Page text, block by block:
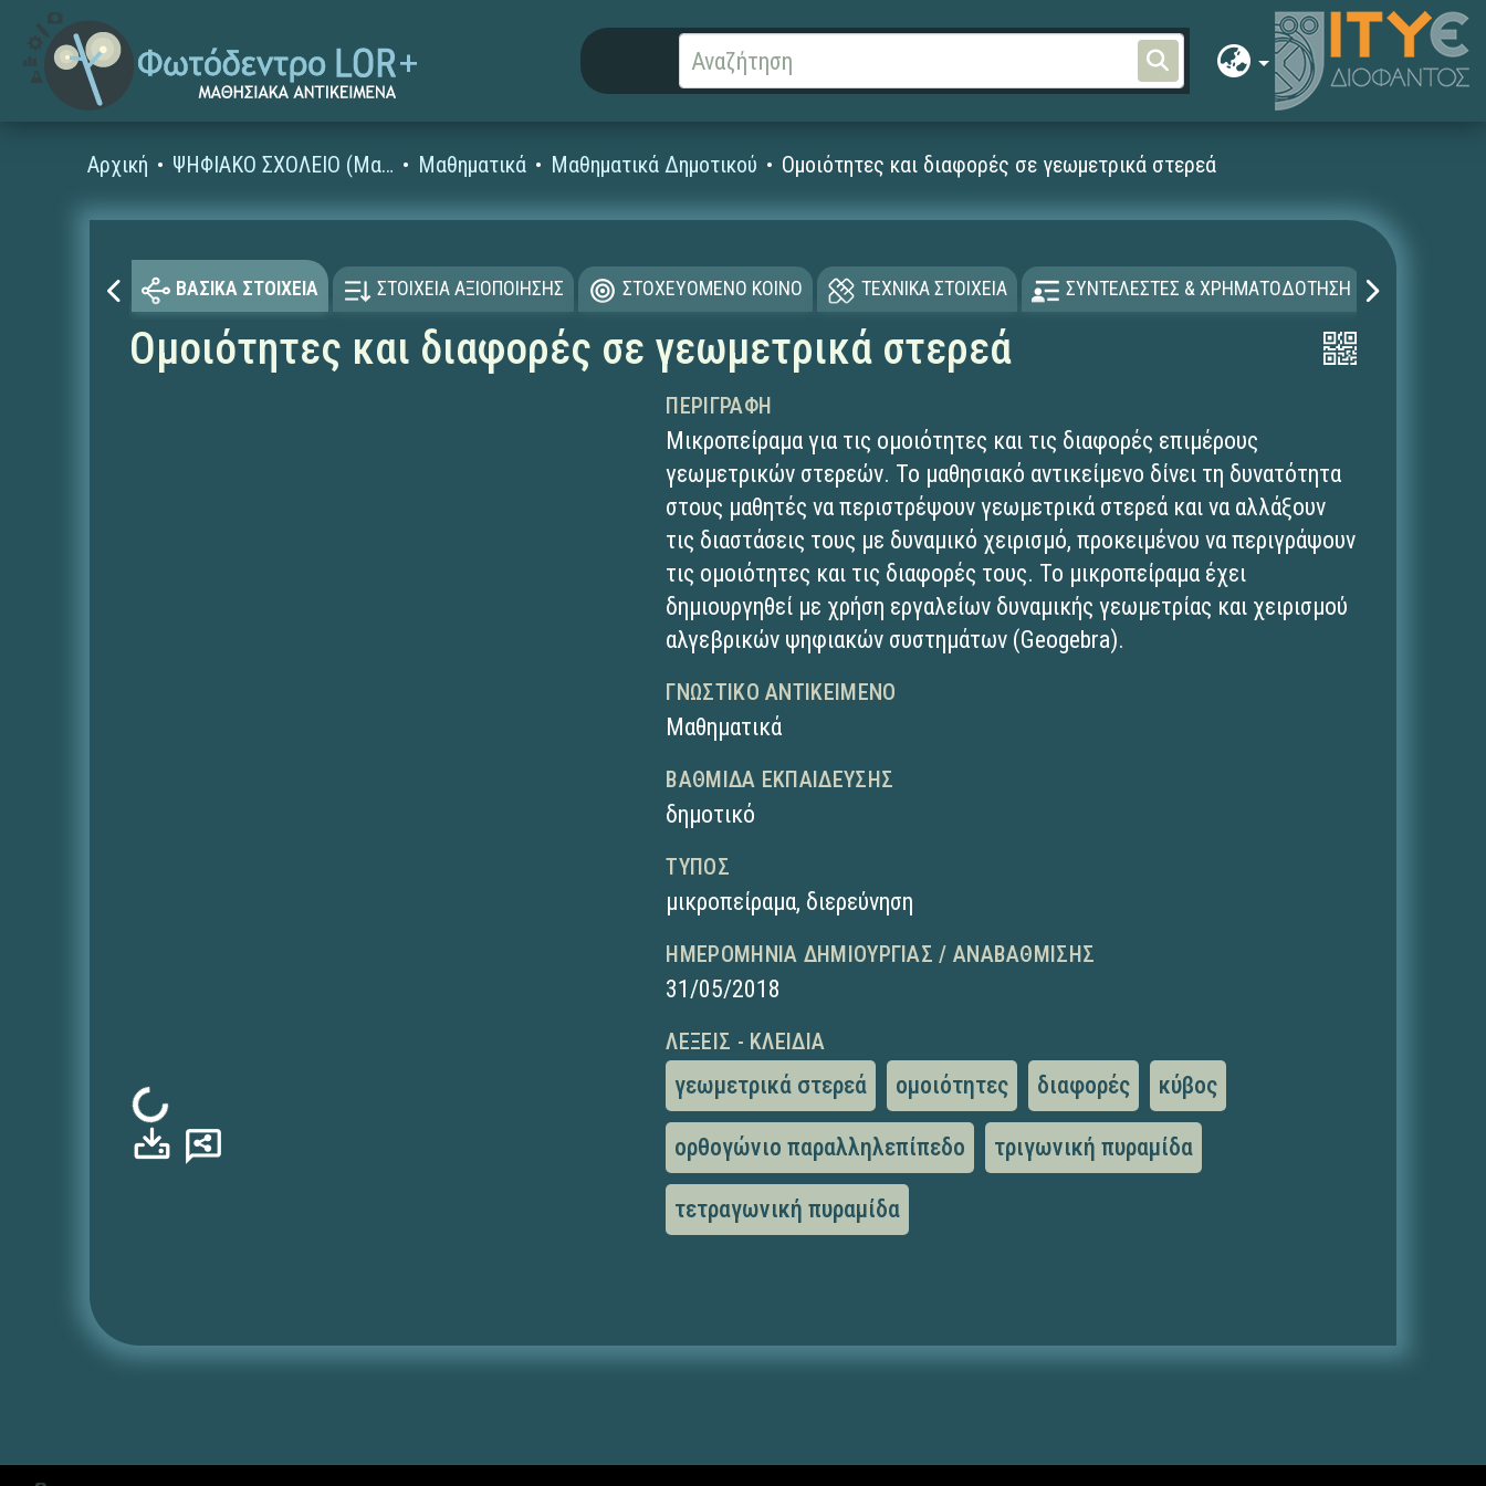
Αρχική ΨΗΦΙΑΚΟ ΣΧΟΛΕΙΟ (Μαθησιακά Αντικείμενα) Μαθηματικά Μαθηματικά Δημοτικού Ομοιότητες και διαφορές σε γεωμετρικά στερεά
ΒΑΣΙΚΑ ΣΤΟΙΧΕΙΑ ΣΤΟΙΧΕΙΑ ΑΞΙΟΠΟΙΗΣΗΣ ΣΤΟΧΕΥΟΜΕΝΟ ΚΟΙΝΟ ΤΕΧΝΙΚΑ ΣΤΟΙΧΕΙΑ ΣΥΝΤΕΛΕΣΤΕΣ & ΧΡΗΜΑΤΟΔΟΤΗΣΗ
Ομοιότητες και διαφορές σε γεωμετρικά στερεά
Φόρτωση...
ΠΕΡΙΓΡΑΦΉ
Μικροπείραμα για τις ομοιότητες και τις διαφορές επιμέρους
γεωμετρικών στερεών. Το μαθησιακό αντικείμενο δίνει τη δυνατότητα
στους μαθητές να περιστρέψουν γεωμετρικά στερεά και να αλλάξουν
τις διαστάσεις τους με δυναμικό χειρισμό, προκειμένου να περιγράψουν
τις ομοιότητες και τις διαφορές τους. Το μικροπείραμα έχει
δημιουργηθεί με χρήση εργαλείων δυναμικής γεωμετρίας και χειρισμού
αλγεβρικών ψηφιακών συστημάτων (Geogebra).
ΓΝΩΣΤΙΚΌ ΑΝΤΙΚΕΊΜΕΝΟ
Μαθηματικά
ΒΑΘΜΊΔΑ ΕΚΠΑΊΔΕΥΣΗΣ
δημοτικό
ΤΎΠΟΣ
μικροπείραμα, διερεύνηση
ΗΜΕΡΟΜΗΝΊΑ ΔΗΜΙΟΥΡΓΊΑΣ / ΑΝΑΒΆΘΜΙΣΗΣ
31/05/2018
ΛΈΞΕΙΣ - ΚΛΕΙΔΙΆ
γεωμετρικά στερεά ομοιότητες διαφορές κύβος
ορθογώνιο παραλληλεπίπεδο τριγωνική πυραμίδα
τετραγωνική πυραμίδα